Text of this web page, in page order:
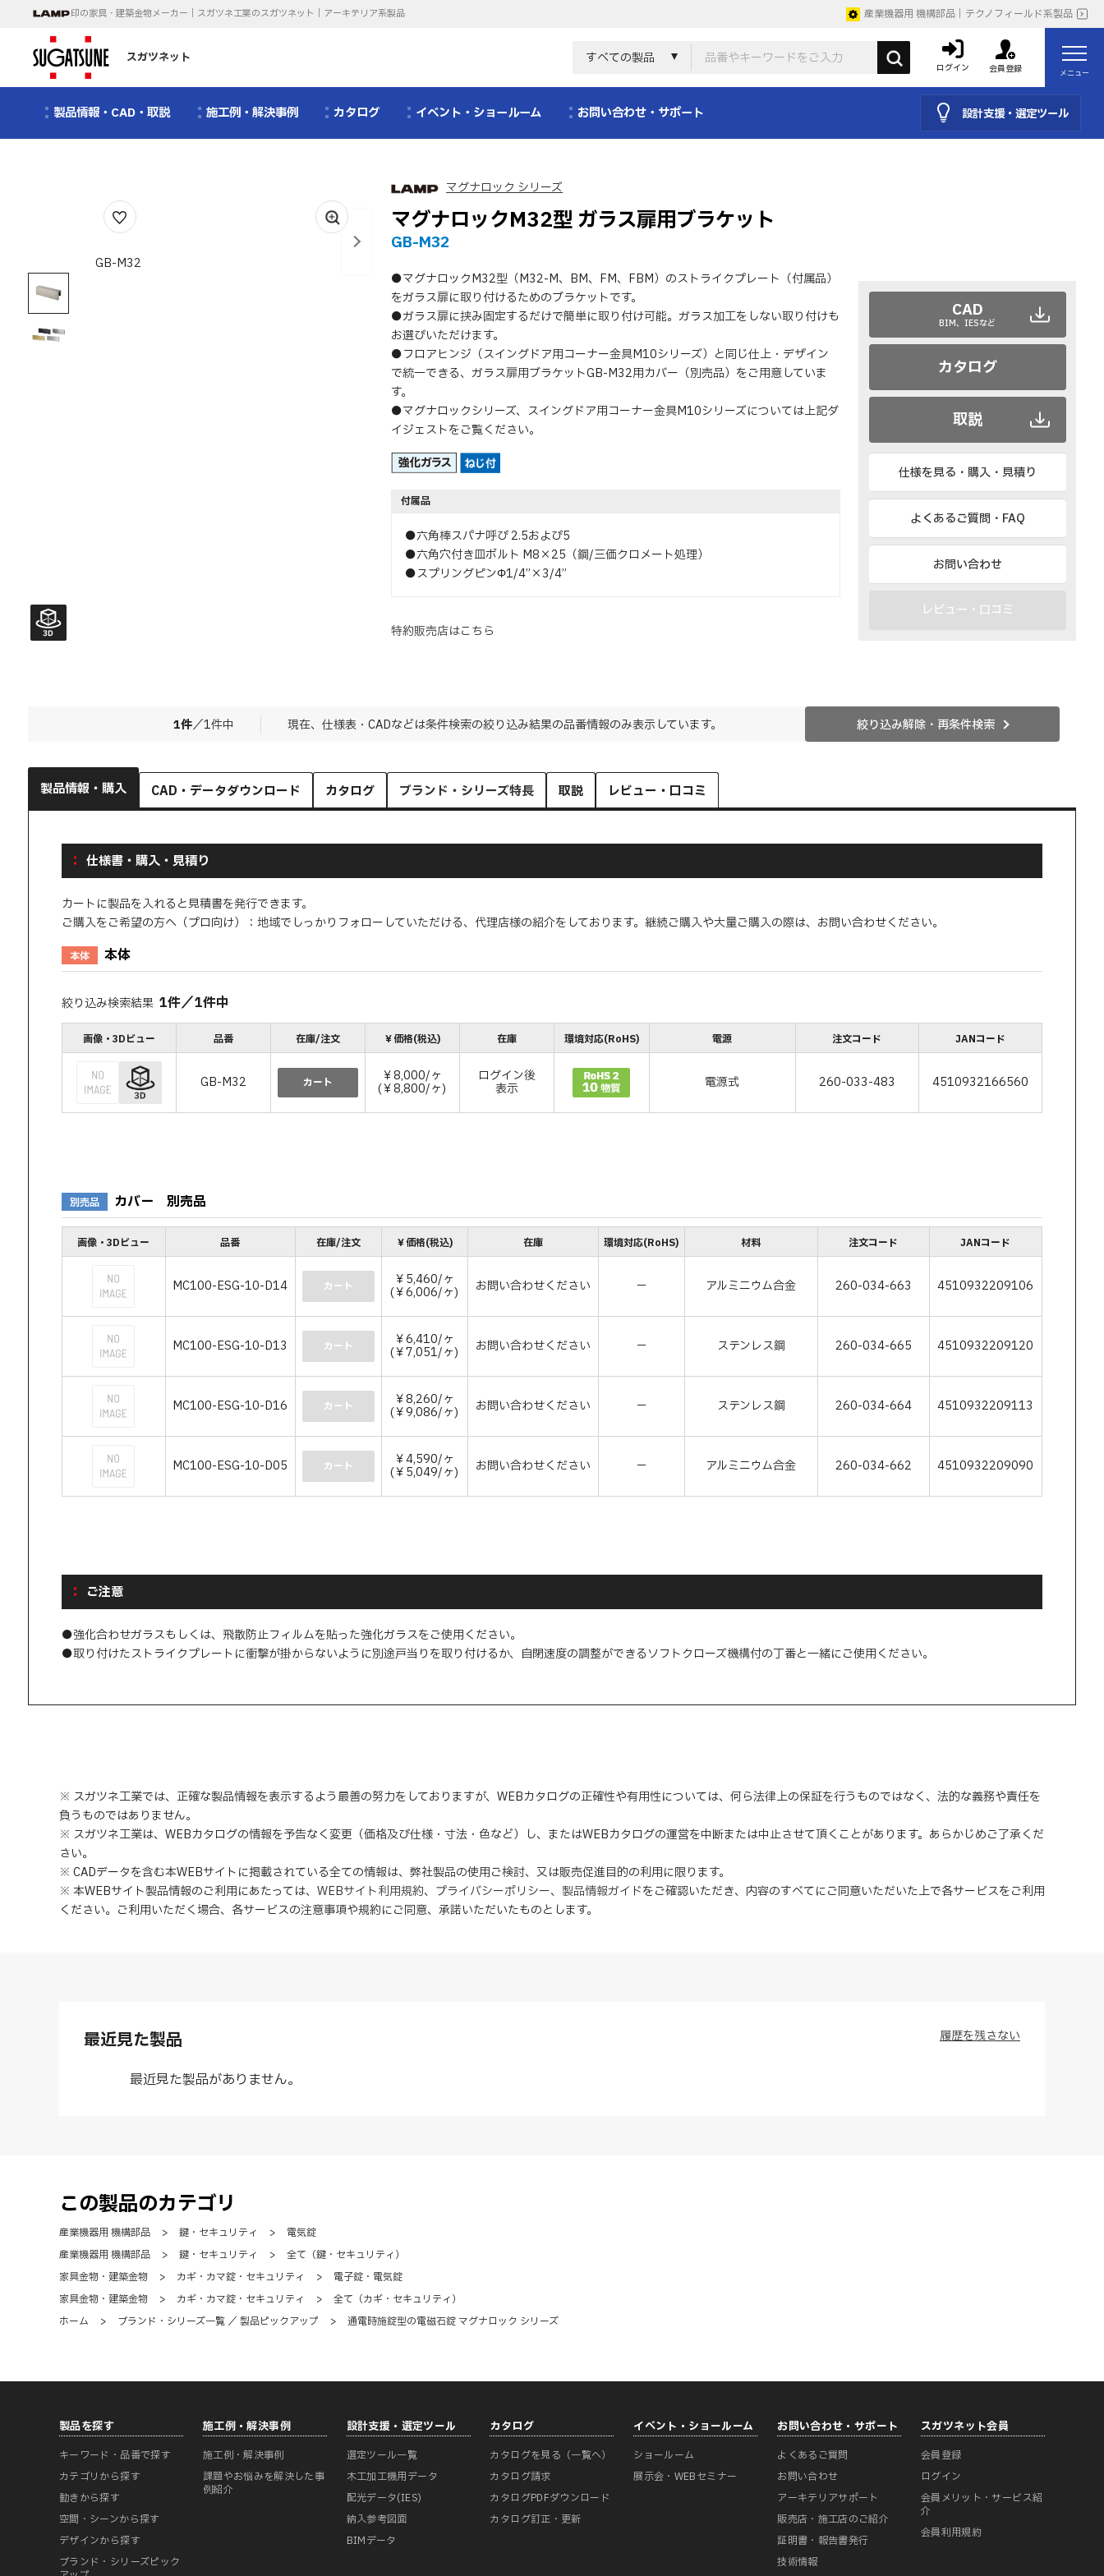
印の家具・建築金物メーカー｜スガツネ工業のスガツネット｜アーキテリア系製品 産業機器用 機構部品｜テクノフィールド系製品
スガツネット すべての製品
ログイン 会員登録 メニュー
製品情報・CAD・取説 施工例・解決事例 カタログ イベント・ショールーム お問い合わせ・サポート 設計支援・選定ツール
GB-M32
マグナロック シリーズ
マグナロックM32型 ガラス扉用ブラケット
GB-M32
●マグナロックM32型（M32-M、BM、FM、FBM）のストライクプレート（付属品）
をガラス扉に取り付けるためのブラケットです。
●ガラス扉に挟み固定するだけで簡単に取り付け可能。ガラス加工をしない取り付けも
お選びいただけます。
●フロアヒンジ（スイングドア用コーナー金具M10シリーズ）と同じ仕上・デザイン
で統一できる、ガラス扉用ブラケットGB-M32用カバー（別売品）をご用意していま
す。
●マグナロックシリーズ、スイングドア用コーナー金具M10シリーズについては上記ダ
イジェストをご覧ください。
付属品
●六角棒スパナ呼び 2.5および5
●六角穴付き皿ボルト M8×25（鋼/三価クロメート処理）
●スプリングピンΦ1/4”×3/4”
特約販売店はこちら
CAD
BIM、IESなど
カタログ
取説
仕様を見る・購入・見積り
よくあるご質問・FAQ
お問い合わせ
レビュー・口コミ
1件／1件中 現在、仕様表・CADなどは条件検索の絞り込み結果の品番情報のみ表示しています。 絞り込み解除・再条件検索
製品情報・購入 CAD・データダウンロード カタログ ブランド・シリーズ特長 取説 レビュー・口コミ
仕様書・購入・見積り
カートに製品を入れると見積書を発行できます。
ご購入をご希望の方へ（プロ向け）：地域でしっかりフォローしていただける、代理店様の紹介をしております。継続ご購入や大量ご購入の際は、お問い合わせください。
本体 本体
絞り込み検索結果 1件／1件中
画像・3Dビュー 品番 在庫/注文 ￥価格(税込) 在庫 環境対応(RoHS) 電源 注文コード JANコード
GB-M32 カート ￥8,000/ヶ
(￥8,800/ヶ)
ログイン後
表示 電源式 260-033-483 4510932166560
別売品 カバー 別売品
画像・3Dビュー 品番 在庫/注文 ￥価格(税込) 在庫 環境対応(RoHS) 材料 注文コード JANコード
MC100-ESG-10-D14 カート ￥5,460/ヶ
(￥6,006/ヶ) お問い合わせください － アルミニウム合金 260-034-663 4510932209106
MC100-ESG-10-D13 カート ￥6,410/ヶ
(￥7,051/ヶ) お問い合わせください － ステンレス鋼 260-034-665 4510932209120
MC100-ESG-10-D16 カート ￥8,260/ヶ
(￥9,086/ヶ) お問い合わせください － ステンレス鋼 260-034-664 4510932209113
MC100-ESG-10-D05 カート ￥4,590/ヶ
(￥5,049/ヶ) お問い合わせください － アルミニウム合金 260-034-662 4510932209090
ご注意
●強化合わせガラスもしくは、飛散防止フィルムを貼った強化ガラスをご使用ください。
●取り付けたストライクプレートに衝撃が掛からないように別途戸当りを取り付けるか、自閉速度の調整ができるソフトクローズ機構付の丁番と一緒にご使用ください。
※ スガツネ工業では、正確な製品情報を表示するよう最善の努力をしておりますが、WEBカタログの正確性や有用性については、何ら法律上の保証を行うものではなく、法的な義務や責任を
負うものではありません。
※ スガツネ工業は、WEBカタログの情報を予告なく変更（価格及び仕様・寸法・色など）し、またはWEBカタログの運営を中断または中止させて頂くことがあります。あらかじめご了承くだ
さい。
※ CADデータを含む本WEBサイトに掲載されている全ての情報は、弊社製品の使用ご検討、又は販売促進目的の利用に限ります。
※ 本WEBサイト製品情報のご利用にあたっては、 WEBサイト利用規約、 プライバシーポリシー、 製品情報ガイドをご確認いただき、内容のすべてにご同意いただいた上で各サービスをご利用
ください。ご利用いただく場合、各サービスの注意事項や規約にご同意、 承諾いただいたものとします。
最近見た製品
最近見た製品がありません。
履歴を残さない
この製品のカテゴリ
産業機器用 機構部品 > 鍵・セキュリティ >
電気錠
産業機器用 機構部品
> 鍵・セキュリティ >
全て（鍵・セキュリティ）
家具金物・建築金物
> カギ・カマ錠・セキュリティ >
電子錠・電気錠
家具金物・建築金物
> カギ・カマ錠・セキュリティ >
全て（カギ・セキュリティ）
ホーム
> ブランド・シリーズ一覧 ／ 製品ピックアップ > 通電時施錠型の電磁石錠 マグナロック シリーズ
製品を探す
キーワード・品番で探す
カテゴリから探す
動きから探す
空間・シーンから探す
デザインから探す
ブランド・シリーズピック
施工例・解決事例
施工例・解決事例
課題やお悩みを解決した事
例紹介
設計支援・選定ツール
選定ツール一覧
木工加工機用データ
配光データ(IES)
納入参考図面
BIMデータ
カタログ
カタログを見る（一覧へ）
カタログ請求
カタログPDFダウンロード
カタログ訂正・更新
イベント・ショールーム
ショールーム
展示会・WEBセミナー
お問い合わせ・サポート
よくあるご質問
お問い合わせ
アーキテリアサポート
販売店・施工店のご紹介
証明書・報告書発行
技術情報
スガツネット会員
会員登録
ログイン
会員メリット・サービス紹
介
会員利用規約